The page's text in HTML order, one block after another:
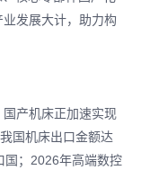
发展大计，助力构
产机床正加速实现
国机床出口金额达
国；2026年高端数控